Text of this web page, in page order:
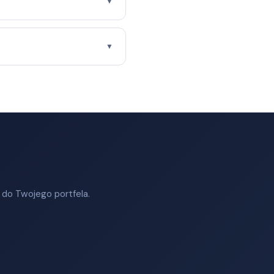
▼
do Twojego portfela.